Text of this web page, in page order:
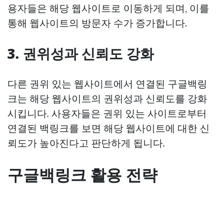
용자들은 해당 웹사이트로 이동하게 되며, 이를
통해 웹사이트의 방문자 수가 증가합니다.
3. 권위성과 신뢰도 강화
다른 권위 있는 웹사이트에서 연결된 구글백링
크는 해당 웹사이트의 권위성과 신뢰도를 강화
시킵니다. 사용자들은 권위 있는 사이트로부터
연결된 백링크를 보면 해당 웹사이트에 대한 신
뢰도가 높아진다고 판단하게 됩니다.
구글백링크 활용 전략